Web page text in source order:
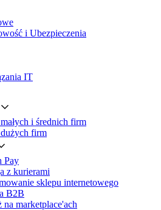
i Ubezpieczenia
IT
i średnich firm
firm
Pay
z kurierami
sklepu internetowego
B2B
na marketplace'ach